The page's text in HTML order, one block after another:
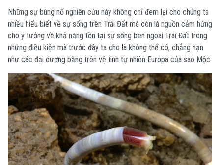
Những sự bùng nổ nghiên cứu này không chỉ đem lại cho chúng ta
nhiều hiểu biết về sự sống trên Trái Đất mà còn là nguồn cảm hứng
cho ý tưởng về khả năng tồn tại sự sống bên ngoài Trái Đất trong
những điều kiện mà trước đây ta cho là không thể có, chẳng hạn
như các đại dương băng trên vệ tinh tự nhiên Europa của sao Mộc.